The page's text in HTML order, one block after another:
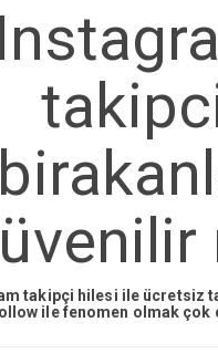
takipçi hilesi ile ücretsiz
ile fenomen olmak çok